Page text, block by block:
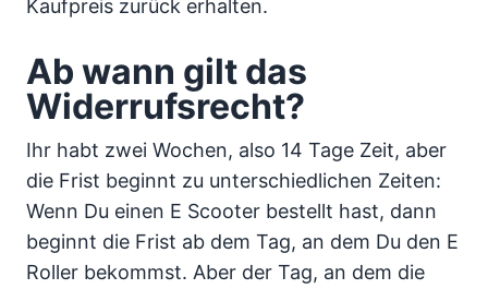
Kaufpreis zurück erhalten.
Ab wann gilt das
Widerrufsrecht?
Ihr habt zwei Wochen, also 14 Tage Zeit, aber
die Frist beginnt zu unterschiedlichen Zeiten:
Wenn Du einen E Scooter bestellt hast, dann
beginnt die Frist ab dem Tag, an dem Du den E
Roller bekommst. Aber der Tag, an dem die